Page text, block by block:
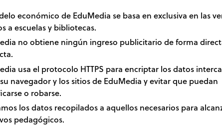
económico de EduMedia se basa en exclusiva en las
a escuelas y bibliotecas.
no obtiene ningún ingreso publicitario de forma
usa el protocolo HTTPS para encriptar los datos
navegador y los sitios de EduMedia y evitar que puedan
o robarse.
los datos recopilados a aquellos necesarios para
pedagógicos.